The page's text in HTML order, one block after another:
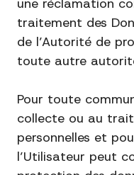
une réclamation
traitement des
de l’Autorité de
toute autre
Pour toute
collecte ou au
personnelles et
l’Utilisateur peut